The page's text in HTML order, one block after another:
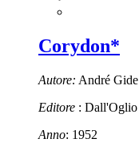
Corydon*
Autore: André Gide
Editore : Dall'Oglio
Anno: 1952